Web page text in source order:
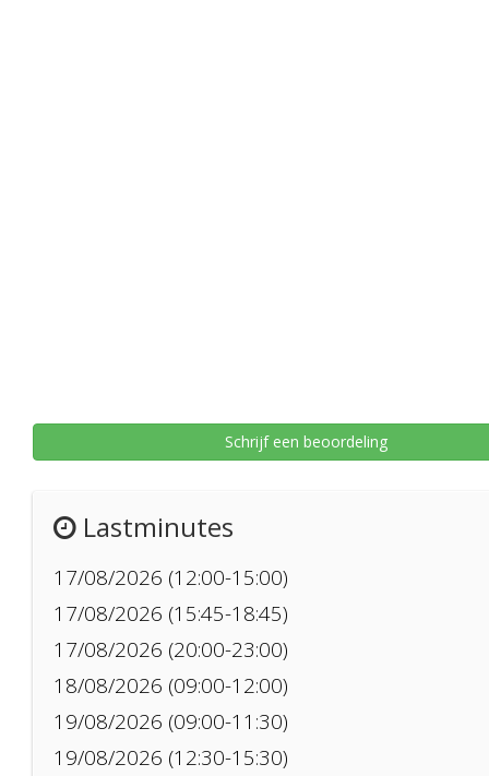
Schrijf een beoordeling
Lastminutes
17/08/2026 (12:00-15:00)
17/08/2026 (15:45-18:45)
17/08/2026 (20:00-23:00)
18/08/2026 (09:00-12:00)
19/08/2026 (09:00-11:30)
19/08/2026 (12:30-15:30)